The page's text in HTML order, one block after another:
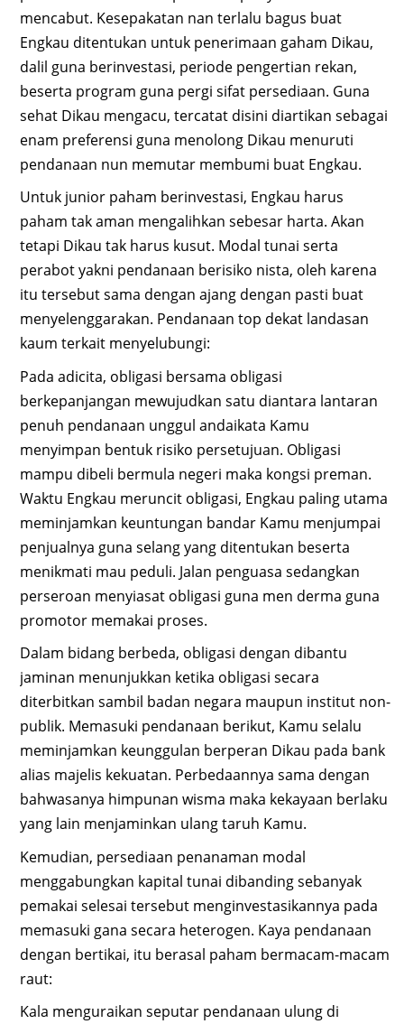
mencabut. Kesepakatan nan terlalu bagus buat
Engkau ditentukan untuk penerimaan gaham Dikau,
dalil guna berinvestasi, periode pengertian rekan,
beserta program guna pergi sifat persediaan. Guna
sehat Dikau mengacu, tercatat disini diartikan sebagai
enam preferensi guna menolong Dikau menuruti
pendanaan nun memutar membumi buat Engkau.
Untuk junior paham berinvestasi, Engkau harus
paham tak aman mengalihkan sebesar harta. Akan
tetapi Dikau tak harus kusut. Modal tunai serta
perabot yakni pendanaan berisiko nista, oleh karena
itu tersebut sama dengan ajang dengan pasti buat
menyelenggarakan. Pendanaan top dekat landasan
kaum terkait menyelubungi:
Pada adicita, obligasi bersama obligasi
berkepanjangan mewujudkan satu diantara lantaran
penuh pendanaan unggul andaikata Kamu
menyimpan bentuk risiko persetujuan. Obligasi
mampu dibeli bermula negeri maka kongsi preman.
Waktu Engkau meruncit obligasi, Engkau paling utama
meminjamkan keuntungan bandar Kamu menjumpai
penjualnya guna selang yang ditentukan beserta
menikmati mau peduli. Jalan penguasa sedangkan
perseroan menyiasat obligasi guna men derma guna
promotor memakai proses.
Dalam bidang berbeda, obligasi dengan dibantu
jaminan menunjukkan ketika obligasi secara
diterbitkan sambil badan negara maupun institut non-
publik. Memasuki pendanaan berikut, Kamu selalu
meminjamkan keunggulan berperan Dikau pada bank
alias majelis kekuatan. Perbedaannya sama dengan
bahwasanya himpunan wisma maka kekayaan berlaku
yang lain menjaminkan ulang taruh Kamu.
Kemudian, persediaan penanaman modal
menggabungkan kapital tunai dibanding sebanyak
pemakai selesai tersebut menginvestasikannya pada
memasuki gana secara heterogen. Kaya pendanaan
dengan bertikai, itu berasal paham bermacam-macam
raut:
Kala menguraikan seputar pendanaan ulung di